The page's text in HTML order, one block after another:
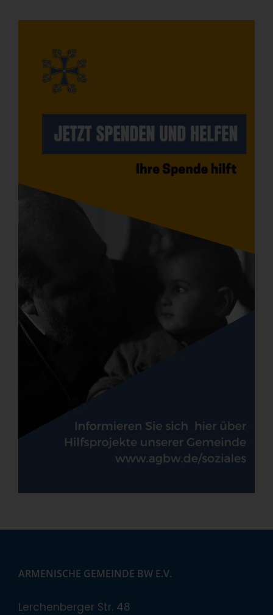
ARMENISCHE GEMEINDE BW E.V.
Lerchenberger Str. 48